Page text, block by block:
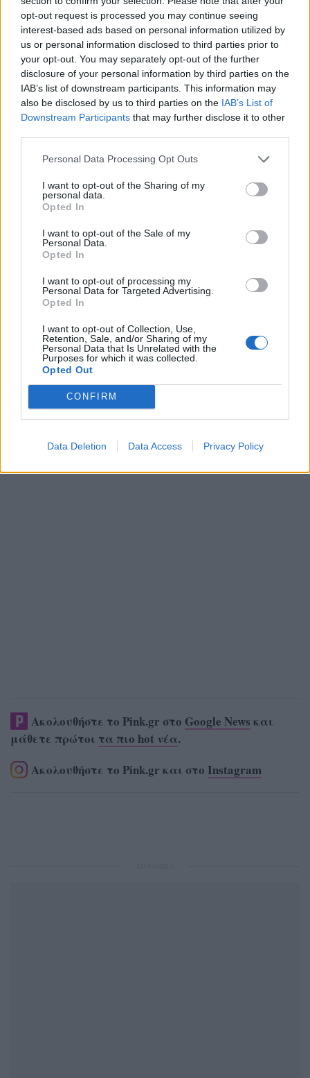
opt-out request is processed you may continue seeing
interest-based ads based on personal information utilized by
us or personal information disclosed to third parties prior to
your opt-out. You may separately opt-out of the further
disclosure of your personal information by third parties on the
IAB’s list of downstream participants. This information may
also be disclosed by us to third parties on the IAB’s List of
Downstream Participants that may further disclose it to other
Personal Data Processing Opt Outs
I want to opt-out of the Sharing of my
personal data.
Opted In
I want to opt-out of the Sale of my
Personal Data.
Opted In
I want to opt-out of processing my
Personal Data for Targeted Advertising.
Opted In
I want to opt-out of Collection, Use,
Retention, Sale, and/or Sharing of my
Personal Data that Is Unrelated with the
Purposes for which it was collected.
Opted Out
CONFIRM
Data Deletion Data Access Privacy Policy
Ανοίγουν οι πληγές του παρελθόντος, αλλά μη
φοβάστε γιατί είναι μια καλή ευκαιρία για να
κλείσετε επιτέλους θέματα που πάντα έμεναν
ανοιχτά χωρίς λόγο. Ήρθε η ώρα να βγάλετε από
προχωρήσετε ελεύθεροι.
Παρθένος
Νιώθετε μοναξιά, ότι έχουν χαθεί όλοι και έχετε
χαθεί και εσείς. Ο Ερμής σας δείχνει ότι κάποιες
ότι αυτό δεν είναι κακό, αλλά απολύτως
φυσιολογικό.
ΔΙΑΦΗΜΙΣΗ
Ακολουθήστε το Pink.gr στο Google News και
μάθετε πρώτοι τα πιο hot νέα.
Ακολουθήστε το Pink.gr και στο Instagram